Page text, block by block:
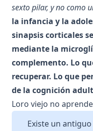
sexto pilar, y no como
la infancia y la
sinapsis corticales
mediante la
complemento. Lo
recuperar. Lo que
de la cognición
Loro viejo no
Existe un